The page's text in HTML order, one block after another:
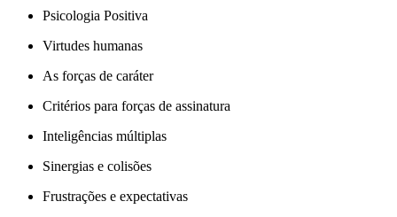
Psicologia Positiva
Virtudes humanas
As forças de caráter
Critérios para forças de assinatura
Inteligências múltiplas
Sinergias e colisões
Frustrações e expectativas